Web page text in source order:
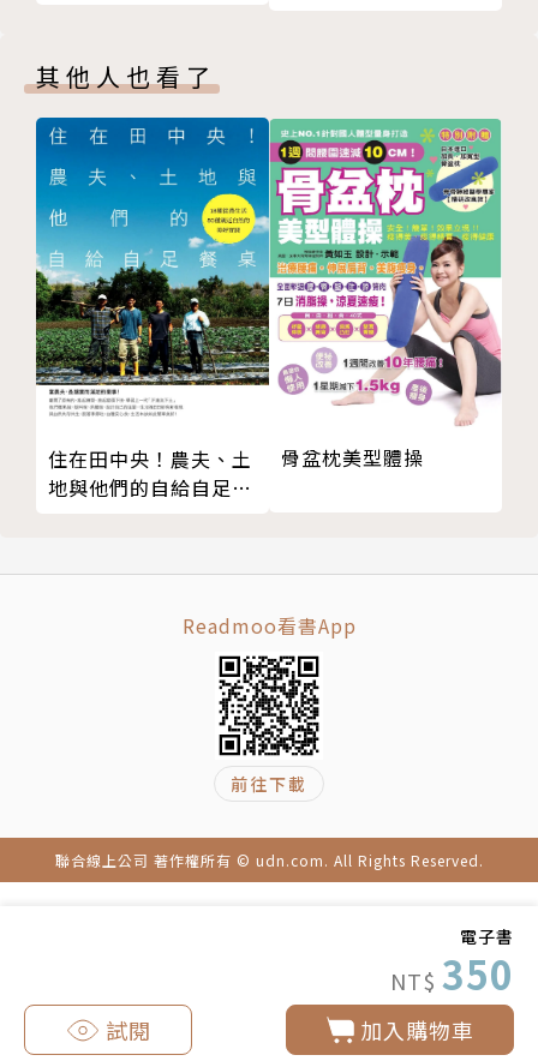
電子書
NT$ 350
加入購物車
試閱
這一次，不只是隔著螢幕流口水。
現在就繫上圍裙，
跟著「撕漫男」一起打破次元壁，
把夢幻料理端上自家餐桌！
宿儺的酸辣鳳爪─《咒術迴戰》
糯米蓮藕─《SWEET HOME》
濃縮咖啡湯圓─《東京喰種》
雙城的冰結糰子─《神樂鉢》
梅子奶油乳酪醬─《鏈鋸人》
★料理番外篇：中場休息之美食輕鬆煮
梅子炒飯─《中華小廚師》
番茄拉麵─《愛吃拉麵的小泉同學》
第４集 料理就是戰爭，在口中激盪翻騰的決勝美食
超簡單東坡肉─《美味大挑戰》
沾醬調色盤─《藍色時期》
骨髓餃子─《鐵鍋料理王！！２ｎｄ》
辣炒海瓜子拌刀削麵─《鐵鍋料理王！！２ｎｄ》
口水雞─《妙廚老爹》
棒棒雞─《北斗之拳》
牛肉乾佐啤酒醬─《父無雙》
港式叉燒─《來自深淵》
煙燻鮭魚與煙燻橄欖油─《燻製生活》
本書介紹的漫畫作品列表
其他人也看了
住在田中央！農夫、土
地與他們的自給自足餐
骨盆枕美型體操
Readmoo看書App
前往下載
聯合線上公司 著作權所有 © udn.com. All Rights Reserved.